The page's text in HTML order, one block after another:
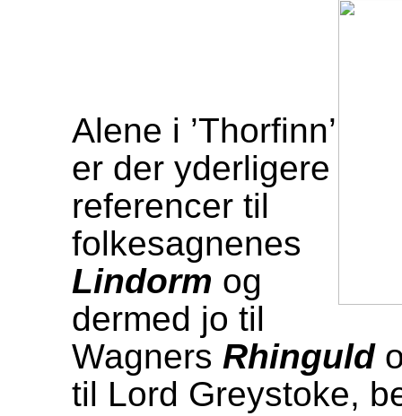
Alene i ’Thorfinn’
er der yderligere
referencer til
folkesagnenes
Lindorm og
dermed jo til
Wagners Rhinguld
til Lord Greystoke,